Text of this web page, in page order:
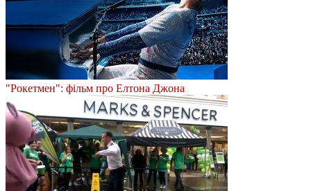
"Рокетмен": фільм про Елтона Джона